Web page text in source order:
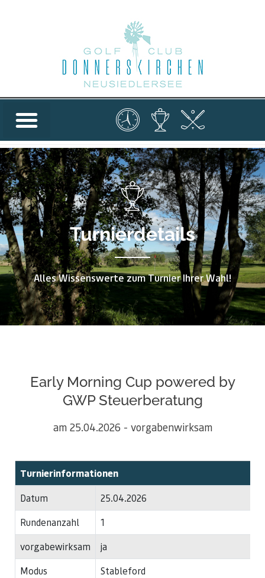
Turnierdetails
Alles Wissenswerte zum Turnier Ihrer Wahl!
Early Morning Cup powered by
GWP Steuerberatung
am 25.04.2026 - vorgabenwirksam
Turnierinformationen
Datum
25.04.2026
Rundenanzahl
1
vorgabewirksam
ja
Modus
Stableford